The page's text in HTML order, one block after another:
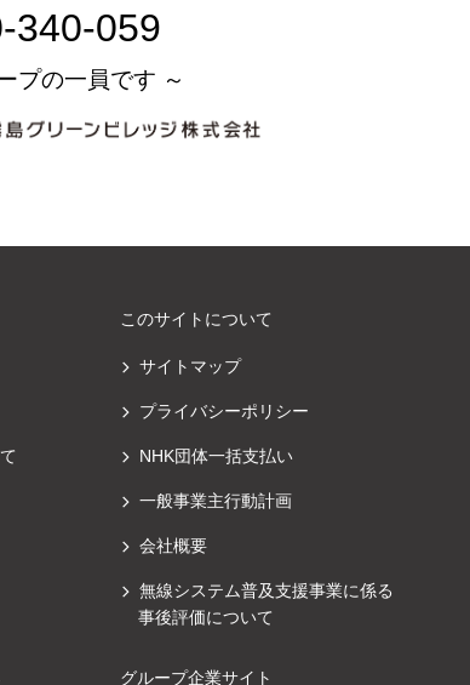
340-059
プの一員です ～
このサイトについて
サイトマップ
プライバシーポリシー
NHK団体一括支払い
一般事業主行動計画
会社概要
無線システム普及支援事業に係る
事後評価について
グループ企業サイト